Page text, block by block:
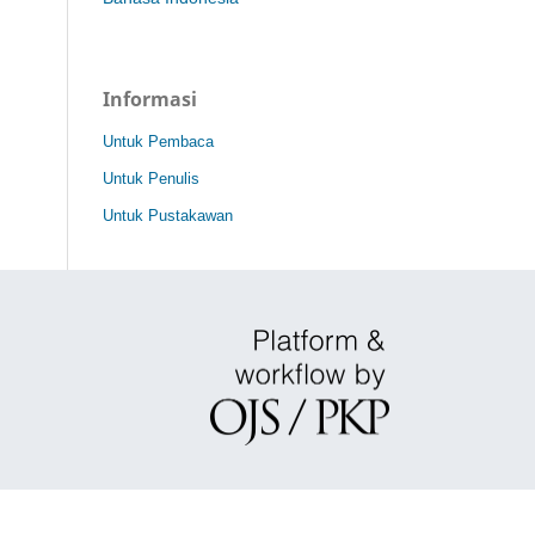
Informasi
Untuk Pembaca
Untuk Penulis
Untuk Pustakawan